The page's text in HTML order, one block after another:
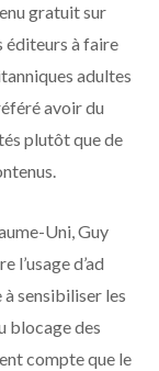
gratuit sur
éditeurs à faire
adultes
avoir du
plutôt que de
Uni, Guy
l’usage d’ad
sensibiliser les
blocage des
compte que le